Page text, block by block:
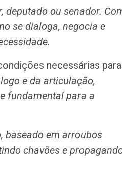
deputado ou senador.
se dialoga, negocia e
necessárias para
e da articulação,
fundamental para a
baseado em arroubos
chavões e